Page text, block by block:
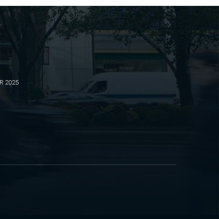
2025